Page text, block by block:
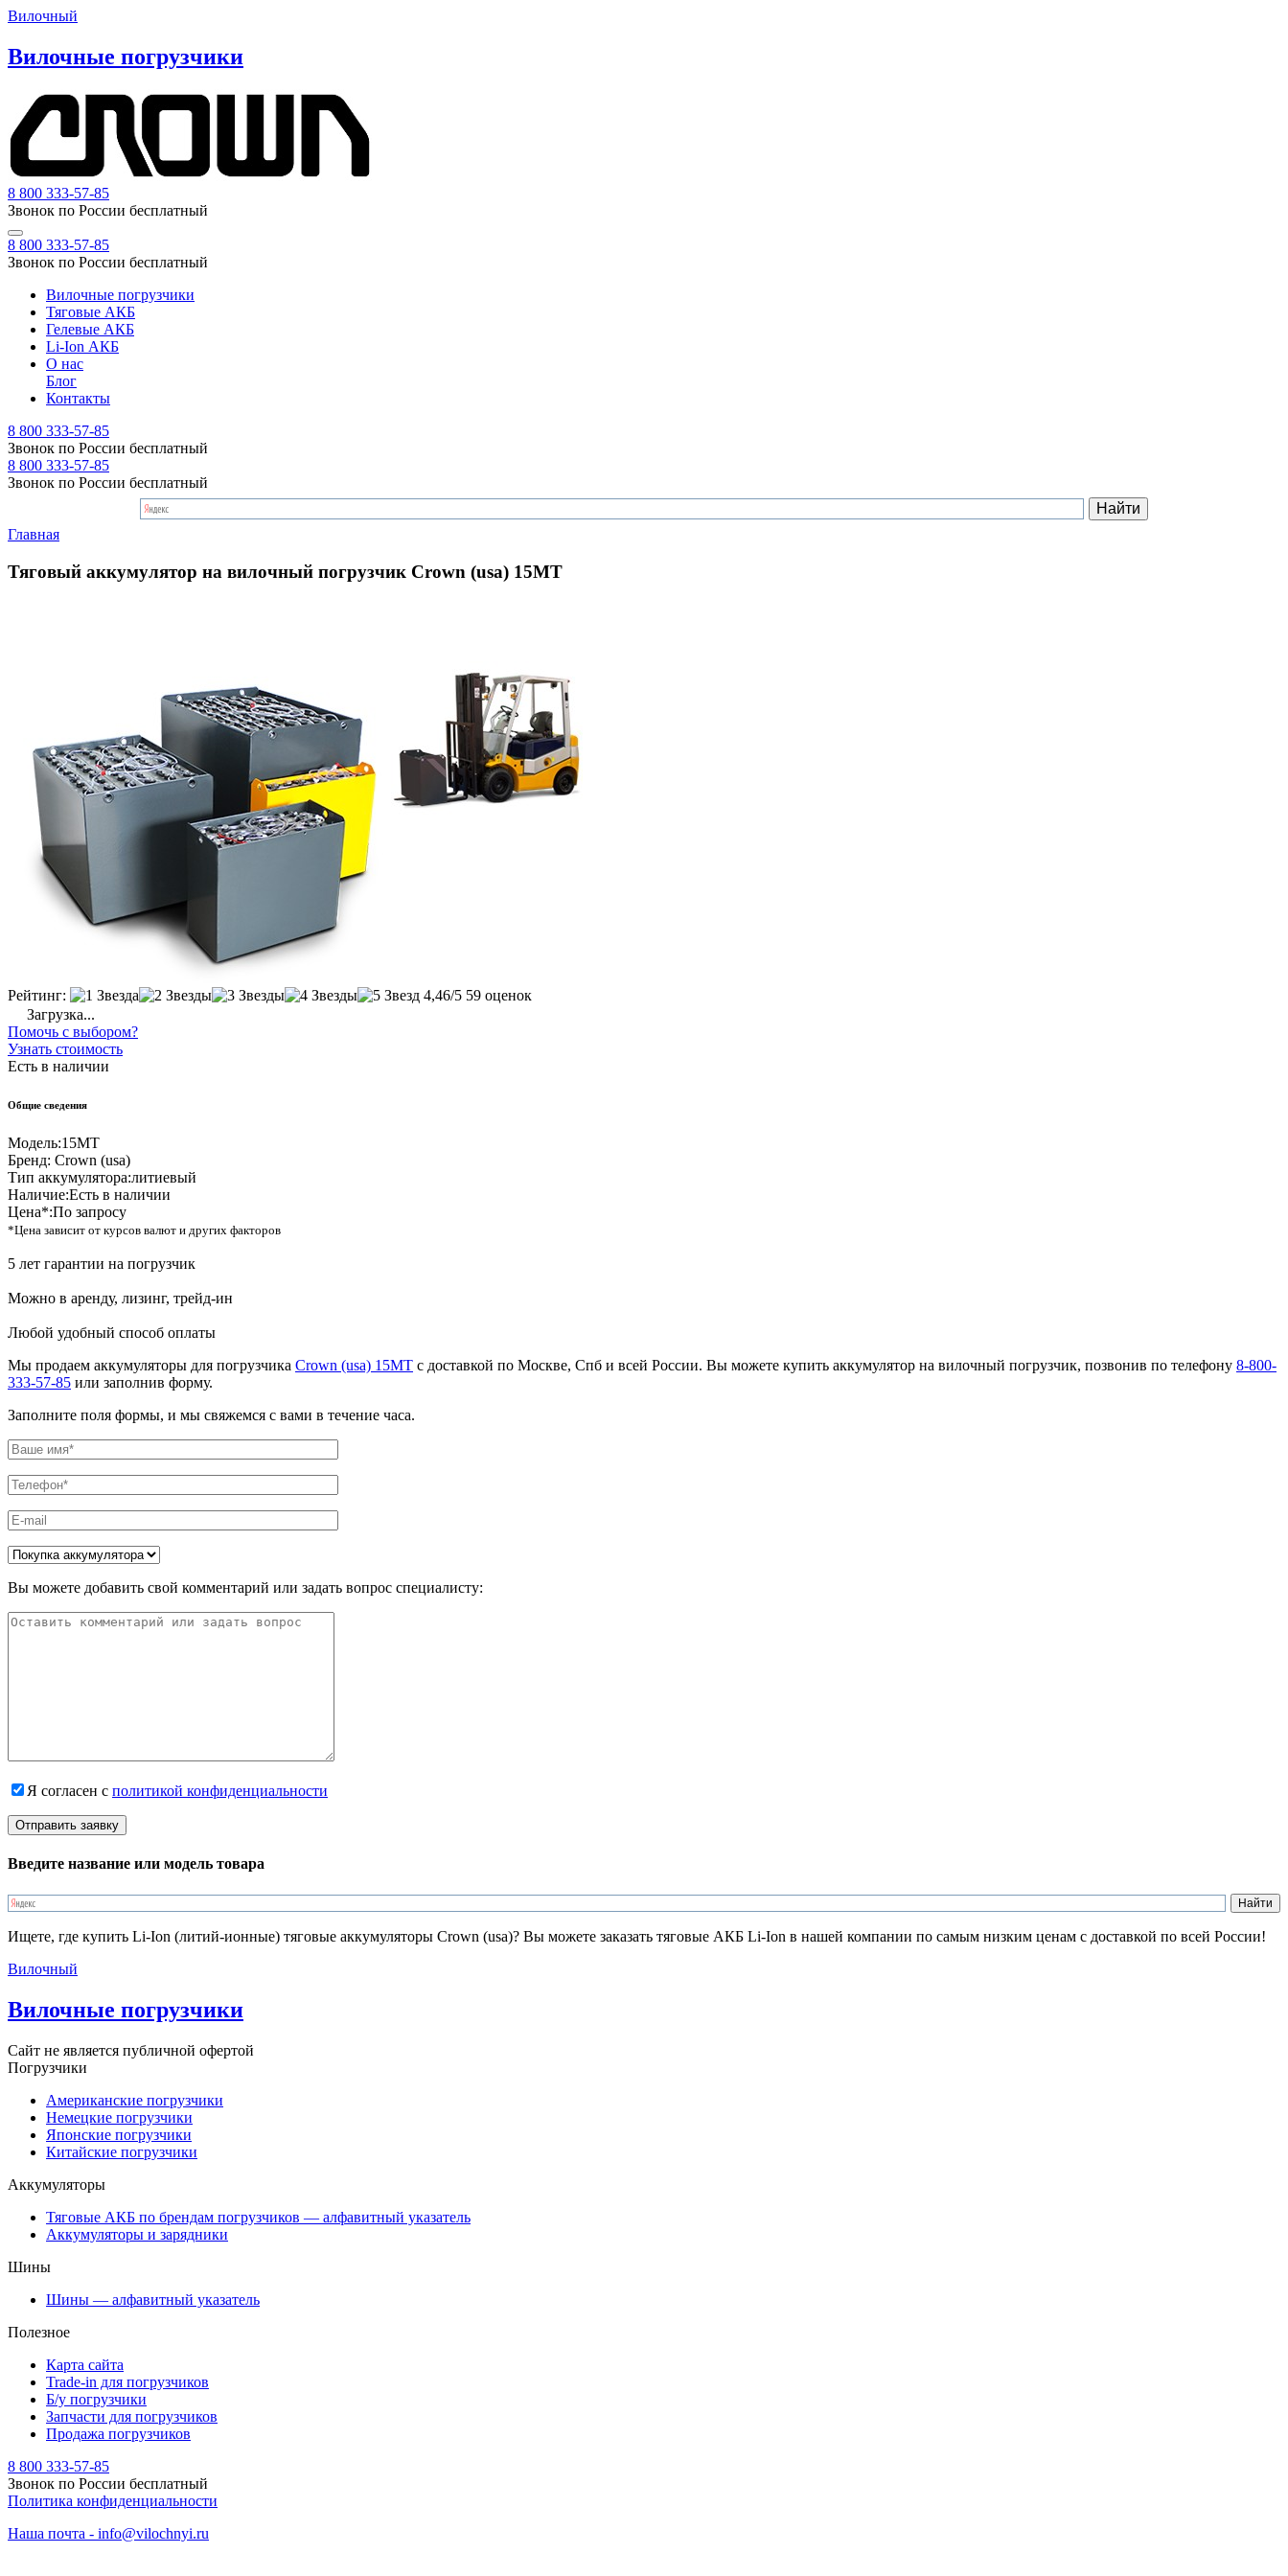
Вилочный
Вилочные погрузчики
8 800 333-57-85
Звонок по России бесплатный
8 800 333-57-85
Звонок по России бесплатный
Вилочные погрузчики
Тяговые АКБ
Гелевые АКБ
Li-Ion АКБ
О нас
Блог
Контакты
8 800 333-57-85
Звонок по России бесплатный
8 800 333-57-85
Звонок по России бесплатный
Главная
Тяговый аккумулятор на вилочный погрузчик Crown (usa) 15MT
Рейтинг: 4,46/5 59 оценок
Загрузка...
Помочь с выбором?
Узнать стоимость
Есть в наличии
Общие сведения
Модель:15MT
Бренд: Crown (usa)
Тип аккумулятора:литиевый
Наличие:Есть в наличии
Цена*:По запросу
*Цена зависит от курсов валют и других факторов
5 лет гарантии на погрузчик
Можно в аренду, лизинг, трейд-ин
Любой удобный способ оплаты
Мы продаем аккумуляторы для погрузчика Crown (usa) 15MT с доставкой по Москве, Спб и всей России. Вы можете купить аккумулятор на вилочный погрузчик, позвонив по телефону 8-800-
333-57-85 или заполнив форму.
Заполните поля формы, и мы свяжемся с вами в течение часа.
Вы можете добавить свой комментарий или задать вопрос специалисту:
Я согласен с политикой конфиденциальности
Введите название или модель товара
Ищете, где купить Li-Ion (литий-ионные) тяговые аккумуляторы Crown (usa)? Вы можете заказать тяговые АКБ Li-Ion в нашей компании по самым низким ценам с доставкой по всей России!
Вилочный
Вилочные погрузчики
Сайт не является публичной офертой
Погрузчики
Американские погрузчики
Немецкие погрузчики
Японские погрузчики
Китайские погрузчики
Аккумуляторы
Тяговые АКБ по брендам погрузчиков — алфавитный указатель
Аккумуляторы и зарядники
Шины
Шины — алфавитный указатель
Полезное
Карта сайта
Trade-in для погрузчиков
Б/у погрузчики
Запчасти для погрузчиков
Продажа погрузчиков
8 800 333-57-85
Звонок по России бесплатный
Политика конфиденциальности
Наша почта - info@vilochnyi.ru